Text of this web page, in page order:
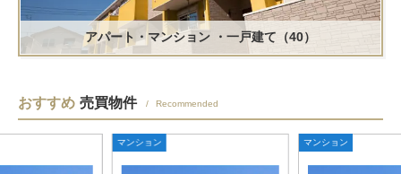
アパート・マンション ・一戸建て（40）
おすすめ 売買物件 Recommended
マンション マンション